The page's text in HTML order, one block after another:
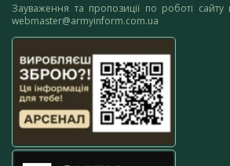
Зауваження та пропозиції по роботі
webmaster@armyinform.com.ua